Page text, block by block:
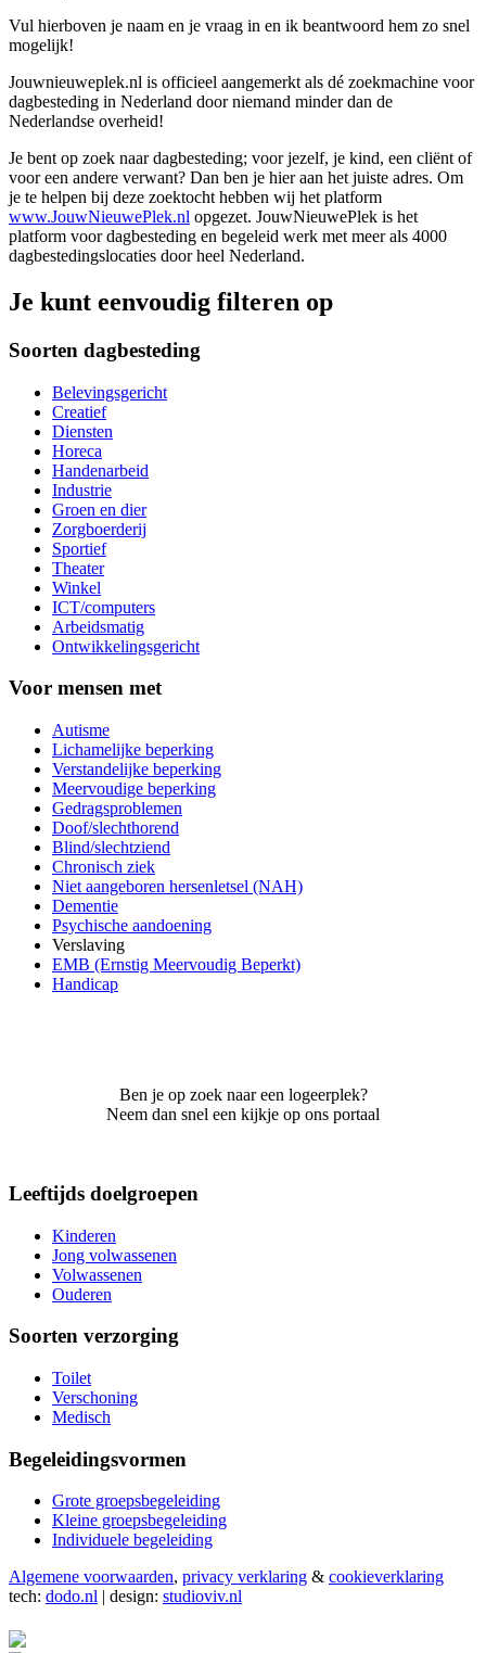
Vul hierboven je naam en je vraag in en ik beantwoord hem zo snel
mogelijk!
Jouwnieuweplek.nl is officieel aangemerkt als dé zoekmachine voor
dagbesteding in Nederland door niemand minder dan de
Nederlandse overheid!
Je bent op zoek naar dagbesteding; voor jezelf, je kind, een cliënt of
voor een andere verwant? Dan ben je hier aan het juiste adres. Om
je te helpen bij deze zoektocht hebben wij het platform
www.JouwNieuwePlek.nl opgezet. JouwNieuwePlek is het
platform voor dagbesteding en begeleid werk met meer als 4000
dagbestedingslocaties door heel Nederland.
Je kunt eenvoudig filteren op
Soorten dagbesteding
Belevingsgericht
Creatief
Diensten
Horeca
Handenarbeid
Industrie
Groen en dier
Zorgboerderij
Sportief
Theater
Winkel
ICT/computers
Arbeidsmatig
Ontwikkelingsgericht
Voor mensen met
Autisme
Lichamelijke beperking
Verstandelijke beperking
Meervoudige beperking
Gedragsproblemen
Doof/slechthorend
Blind/slechtziend
Chronisch ziek
Niet aangeboren hersenletsel (NAH)
Dementie
Psychische aandoening
Verslaving
EMB (Ernstig Meervoudig Beperkt)
Handicap
Ben je op zoek naar een logeerplek?
Neem dan snel een kijkje op ons portaal
Leeftijds doelgroepen
Kinderen
Jong volwassenen
Volwassenen
Ouderen
Soorten verzorging
Toilet
Verschoning
Medisch
Begeleidingsvormen
Grote groepsbegeleiding
Kleine groepsbegeleiding
Individuele begeleiding
Algemene voorwaarden, privacy verklaring & cookieverklaring
tech: dodo.nl | design: studioviv.nl